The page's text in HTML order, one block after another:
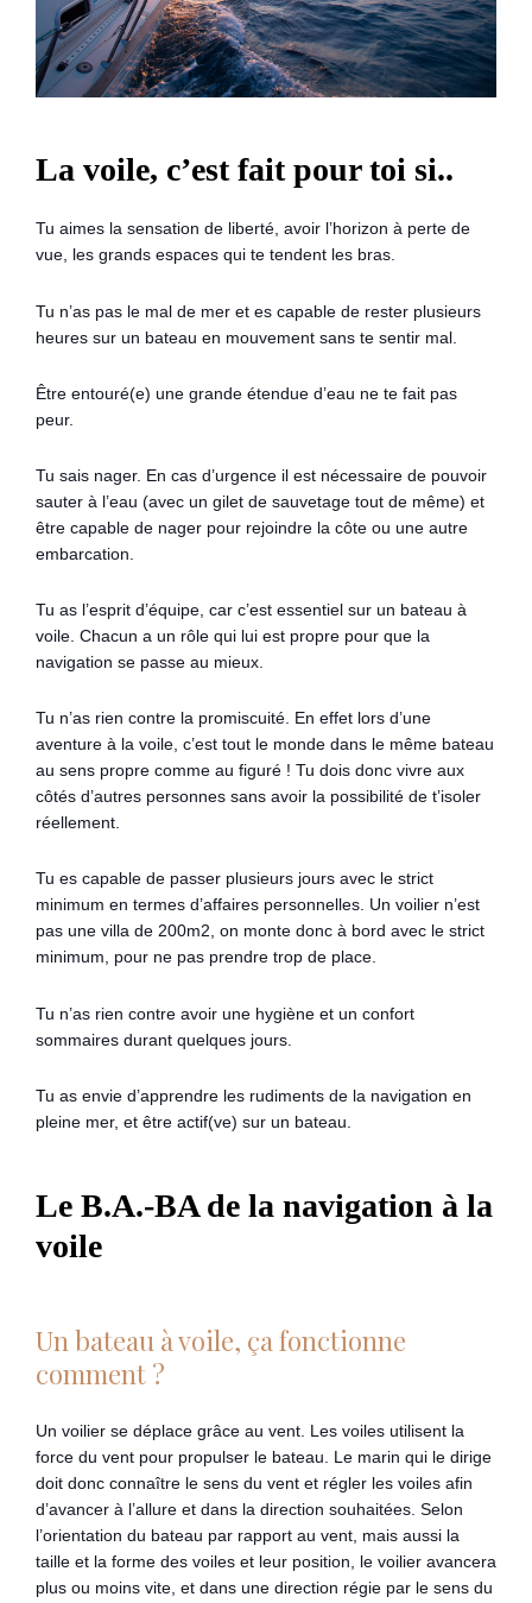
La voile, c’est fait pour toi si..
Tu aimes la sensation de liberté, avoir l’horizon à perte de
vue, les grands espaces qui te tendent les bras.
Tu n’as pas le mal de mer et es capable de rester plusieurs
heures sur un bateau en mouvement sans te sentir mal.
Être entouré(e) une grande étendue d’eau ne te fait pas
peur.
Tu sais nager. En cas d’urgence il est nécessaire de pouvoir
sauter à l’eau (avec un gilet de sauvetage tout de même) et
être capable de nager pour rejoindre la côte ou une autre
embarcation.
Tu as l’esprit d’équipe, car c’est essentiel sur un bateau à
voile. Chacun a un rôle qui lui est propre pour que la
navigation se passe au mieux.
Tu n’as rien contre la promiscuité. En effet lors d’une
aventure à la voile, c’est tout le monde dans le même bateau
au sens propre comme au figuré ! Tu dois donc vivre aux
côtés d’autres personnes sans avoir la possibilité de t’isoler
réellement.
Tu es capable de passer plusieurs jours avec le strict
minimum en termes d’affaires personnelles. Un voilier n’est
pas une villa de 200m2, on monte donc à bord avec le strict
minimum, pour ne pas prendre trop de place.
Tu n’as rien contre avoir une hygiène et un confort
sommaires durant quelques jours.
Tu as envie d’apprendre les rudiments de la navigation en
pleine mer, et être actif(ve) sur un bateau.
Le B.A.-BA de la navigation à la
voile
Un bateau à voile, ça fonctionne
comment ?
Un voilier se déplace grâce au vent. Les voiles utilisent la
force du vent pour propulser le bateau. Le marin qui le dirige
doit donc connaître le sens du vent et régler les voiles afin
d’avancer à l’allure et dans la direction souhaitées. Selon
l’orientation du bateau par rapport au vent, mais aussi la
taille et la forme des voiles et leur position, le voilier avancera
plus ou moins vite, et dans une direction régie par le sens du